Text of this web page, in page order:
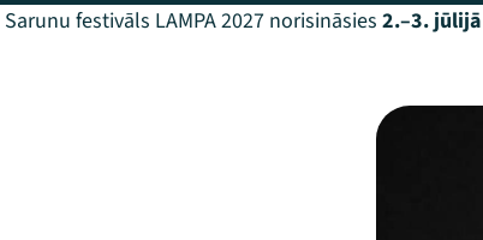
Sarunu festivāls LAMPA 2027 norisināsies 2.–3. jūlijā